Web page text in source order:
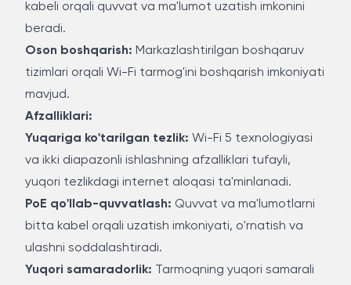
kabeli orqali quvvat va ma'lumot uzatish imkonini
beradi.
Oson boshqarish: Markazlashtirilgan boshqaruv
tizimlari orqali Wi-Fi tarmog'ini boshqarish imkoniyati
mavjud.
Afzalliklari:
Yuqariga ko'tarilgan tezlik: Wi-Fi 5 texnologiyasi
va ikki diapazonli ishlashning afzalliklari tufayli,
yuqori tezlikdagi internet aloqasi ta'minlanadi.
PoE qo'llab-quvvatlash: Quvvat va ma'lumotlarni
bitta kabel orqali uzatish imkoniyati, o'rnatish va
ulashni soddalashtiradi.
Yuqori samaradorlik: Tarmoqning yuqori samarali